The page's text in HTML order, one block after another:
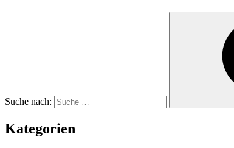
Suche nach:
Kategorien